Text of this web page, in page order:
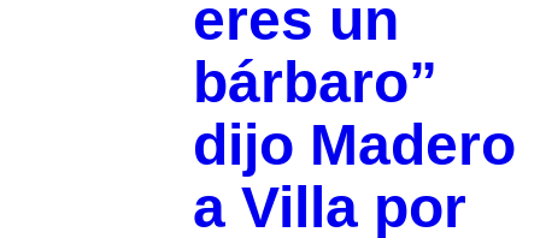
eres un
bárbaro”
dijo Madero
a Villa por